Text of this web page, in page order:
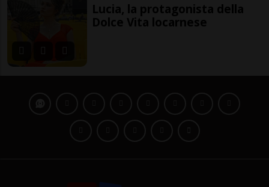
Lucia, la protagonista della
Dolce Vita locarnese